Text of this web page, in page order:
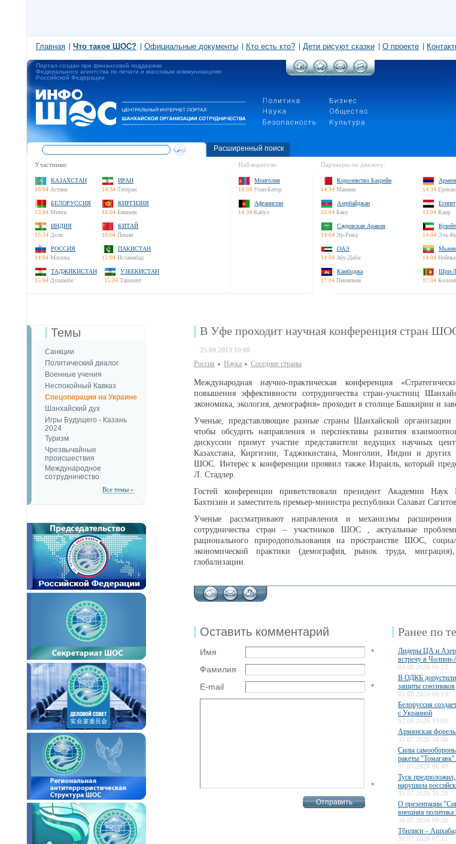
Главная Что такое ШОС? Официальные документы Кто есть кто? Дети рисуют сказки О проекте
Портал создан при финансовой поддержке
Федерального агентства по печати и массовым коммуникациям
Российской Федерации
Расширенный поиск
Участники:
КАЗАХСТАН
16:04 Астана
ИРАН
14:34 Тегеран
БЕЛОРУССИЯ
13:04 Минск
КИРГИЗИЯ
16:04 Бишкек
ИНДИЯ
15:34 Дели
КИТАЙ
18:04 Пекин
РОССИЯ
14:04 Москва
ПАКИСТАН
15:04 Исламабад
ТАДЖИКИСТАН
15:04 Душанбе
УЗБЕКИСТАН
15:04 Ташкент
Наблюдатели:
Монголия
18:04 Улан-Батор
Афганистан
14:34 Кабул
Партнеры по диалогу:
Королевство Бахрейн
14:34 Манама
14:34 Ереван
Азербайджан
15:04 Баку
Египет
13:04 Каир
Саудовская Аравия
14:04 Эр-Рияд
Кувейт
14:04 Эль-
ОАЭ
14:04 Абу-Даби
14:04
Камбоджа
17:04 Пномпень
Шри-
17:04
Темы
Санкции
Политический диалог
Военные учения
Неспокойный Кавказ
Спецоперация на Украине
Шанхайский дух
Игры Будущего - Казань
2024
Туризм
Чрезвычайные
происшествия
Международное
сотрудничество
Все темы »
В Уфе проходит научная конференция стран
25.09.2013 10:08
Россия Наука Соседние страны
Международная научно-практическая конференция
повышения эффективности сотрудничества стран-участниц
экономика, экология, демография» проходит в столице Башкирии и
Ученые, представляющие разные страны Шанхайской организации
чтобы обсудить направления и перспективы развития
дискуссии примут участие представители ведущих научных
Казахстана, Киргизии, Таджикистана, Монголии, Индии и других
ШОС. Интерес к конференции проявил также Израиль, который
Л. Стадлер.
Гостей конференции приветствовали президент Академии Наук
Бахтизин и заместитель премьер-министра республики Салават
Ученые рассматривают направления и механизмы расширения
сотрудничества стран – участников ШОС , актуальные
рационального природопользования на пространстве ШОС,
экономической практики (демография, рынок труда,
глобализации.
Оставить комментарий
Имя
*
Фамилия
E-mail
*
*
Ранее по
Лидеры ЦА и
встречу в Чолпон-
03.08.2026 06:22
В ОДКБ допустили
защиты союзников
03.08.2026 06:14
Белоруссия
с Украиной
02.08.2026 19:00
Армянская
31.07.2026 16:06
Силы
ракеты "Томагавк"
31.07.2026 06:49
Туск
нарушила
30.07.2026 16:28
О презентации
внешняя
30.07.2026 08:26
Тбилиси –
30.07.2026 07:11